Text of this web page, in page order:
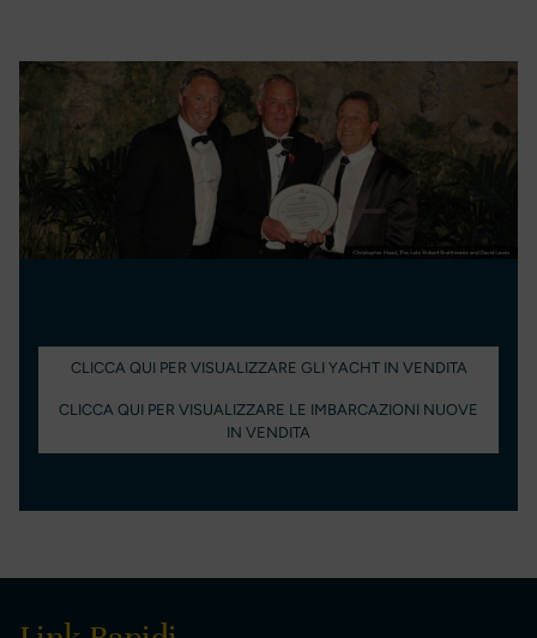
CLICCA QUI PER VISUALIZZARE GLI YACHT IN VENDITA
CLICCA QUI PER VISUALIZZARE LE IMBARCAZIONI NUOVE
IN VENDITA